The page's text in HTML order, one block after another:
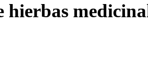
hierbas